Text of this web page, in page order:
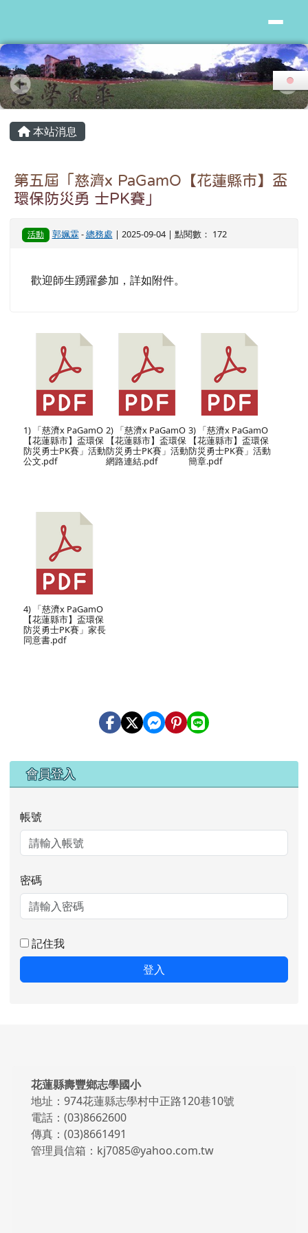
主內容區域
本站消息
第五屆「慈濟x PaGamO【花蓮縣市】盃
環保防災勇 士PK賽」
活動 郭姵霖-總務處 | 2025-09-04 | 點閱數： 172
歡迎師生踴躍參加，詳如附件。
1) 「慈濟x PaGamO
【花蓮縣市】盃環保
防災勇士PK賽」活動
公文.pdf
2) 「慈濟x PaGamO
【花蓮縣市】盃環保
防災勇士PK賽」活動
網路連結.pdf
3) 「慈濟x PaGamO
【花蓮縣市】盃環保
防災勇士PK賽」活動
簡章.pdf
4) 「慈濟x PaGamO
【花蓮縣市】盃環保
防災勇士PK賽」家長
同意書.pdf
右邊區域內容
會員登入
帳號
密碼
記住我
登入
頁尾區域
頁尾區域內容
花蓮縣壽豐鄉志學國小
地址：974花蓮縣志學村中正路120巷10號
電話：(03)8662600
傳真：(03)8661491
管理員信箱：kj7085@yahoo.com.tw